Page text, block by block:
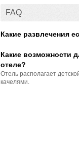
FAQ
Какие развлечения
Какие возможности
отеле?
Отель располагает
качелями.